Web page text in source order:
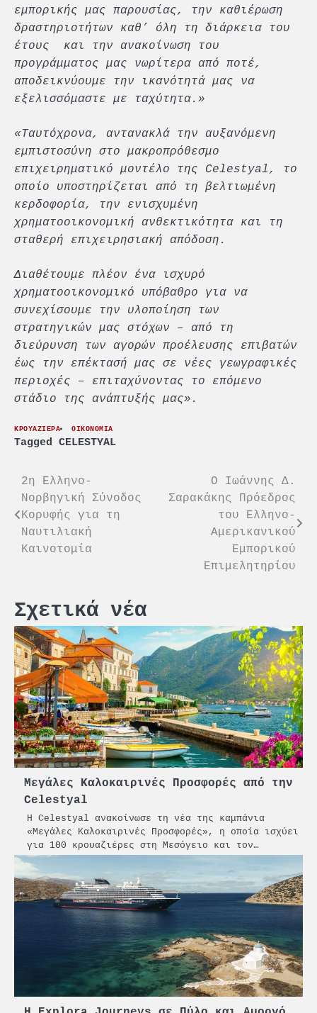
εμπορικής μας παρουσίας, την καθιέρωση
δραστηριοτήτων καθ’ όλη τη διάρκεια του
έτους και την ανακοίνωση του
προγράμματος μας νωρίτερα από ποτέ,
αποδεικνύουμε την ικανότητά μας να
εξελισσόμαστε με ταχύτητα.»
«Ταυτόχρονα, αντανακλά την αυξανόμενη
εμπιστοσύνη στο μακροπρόθεσμο
επιχειρηματικό μοντέλο της Celestyal, το
οποίο υποστηρίζεται από τη βελτιωμένη
κερδοφορία, την ενισχυμένη
χρηματοοικονομική ανθεκτικότητα και τη
σταθερή επιχειρησιακή απόδοση.
Διαθέτουμε πλέον ένα ισχυρό
χρηματοοικονομικό υπόβαθρο για να
συνεχίσουμε την υλοποίηση των
στρατηγικών μας στόχων – από τη
διεύρυνση των αγορών προέλευσης επιβατών
έως την επέκτασή μας σε νέες γεωγραφικές
περιοχές – επιταχύνοντας το επόμενο
στάδιο της ανάπτυξής μας».
ΚΡΟΥΑΖΙΕΡΑ ΟΙΚΟΝΟΜΙΑ
Tagged CELESTYAL
Πλοήγηση
άρθρων
2η Ελληνο-
Νορβηγική Σύνοδος
Κορυφής για τη
Ναυτιλιακή
Καινοτομία
Ο Ιωάννης Δ.
Σαρακάκης Πρόεδρος
του Ελληνο-
Αμερικανικού
Εμπορικού
Επιμελητηρίου
Σχετικά νέα
Μεγάλες Καλοκαιρινές Προσφορές από την
Celestyal
Η Celestyal ανακοίνωσε τη νέα της καμπάνια
«Μεγάλες Καλοκαιρινές Προσφορές», η οποία ισχύει
για 100 κρουαζιέρες στη Μεσόγειο και τον…